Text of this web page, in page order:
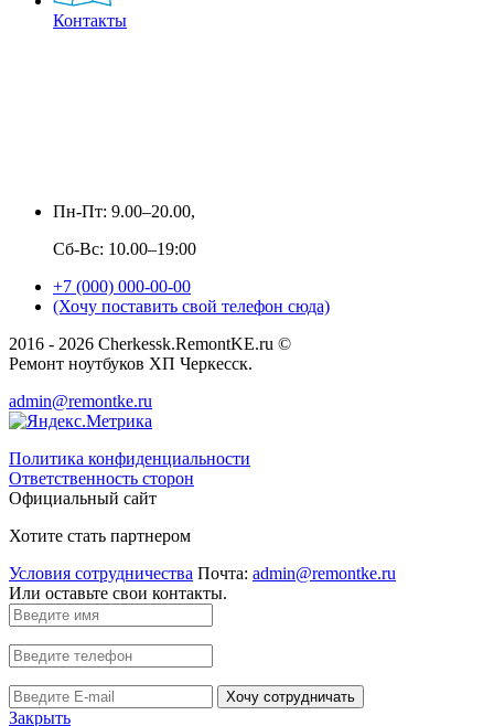
Контакты
Пн-Пт: 9.00–20.00,
Сб-Вс: 10.00–19:00
+7 (000) 000-00-00
(Хочу поставить свой телефон сюда)
2016 - 2026 Cherkessk.RemontKE.ru ©
Ремонт ноутбуков ХП Черкесск.
admin@remontke.ru
Политика конфиденциальности
Ответственность сторон
Официальный сайт
Хотите стать партнером
Условия сотрудничества Почта: admin@remontke.ru
Или оставьте свои контакты.
Хочу сотрудничать
Закрыть